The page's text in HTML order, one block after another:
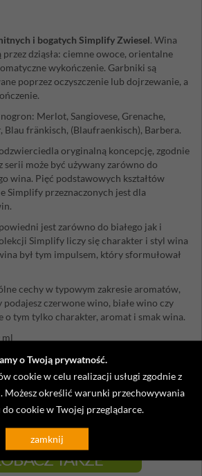
o Twoją prywatność.
cookie w celu realizacji usługi zgodnie z
. Możesz określić warunki przechowywania
cookie w Twojej przeglądarce.
zamknij
i bogatych Simplify Zwiesel. Wina
przez dziąsła: ciemne owoce, orientalne
wykończenie. Garbniki są
poprzez oczyszczenie lub dojrzewanie, a
Merlot, Sangiovese, Grenache,
Blau fränkisch, (Blaufraenkisch), Barbera.
oryginalną koncepcję, zgodnie
serii może być używany zarówno do
wina. Pięć podstawowych kształtów
Simplify przeznaczonych jest dla
jest zarówno do białego jak i
Simplify liczy się charakter i styl wina
był tym impulsem, który sformułował
cechy w typowym zakresie aromatów,
podajesz czerwone wino, białe wino czy
o tym tylko charakter, aromat i smak wina.
ml
2 sztuki - cena za komplet
Tritan Protect wolne od
ołowiu
TAKŻE